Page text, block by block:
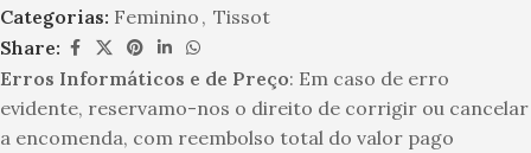
Categorias: Feminino , Tissot
Share:
Erros Informáticos e de Preço: Em caso de erro
evidente, reservamo-nos o direito de corrigir ou cancelar
a encomenda, com reembolso total do valor pago